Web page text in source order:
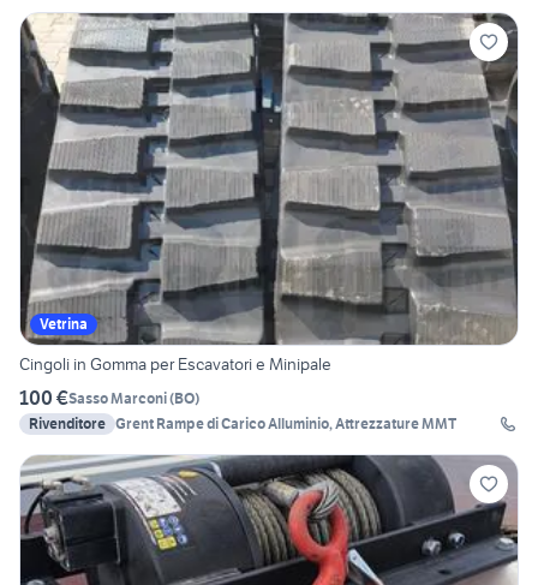
Vetrina
Cingoli in Gomma per Escavatori e Minipale
100 €Sasso Marconi(BO)
Rivenditore Grent Rampe di Carico Alluminio, Attrezzature MMT